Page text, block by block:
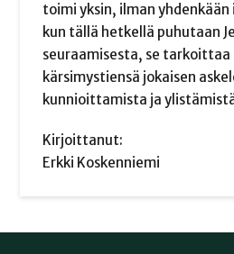
toimi yksin, ilman yhdenkään
kun tällä hetkellä puhutaan
seuraamisesta, se tarkoittaa
kärsimystiensä jokaisen
kunnioittamista ja
Kirjoittanut:
Erkki Koskenniemi